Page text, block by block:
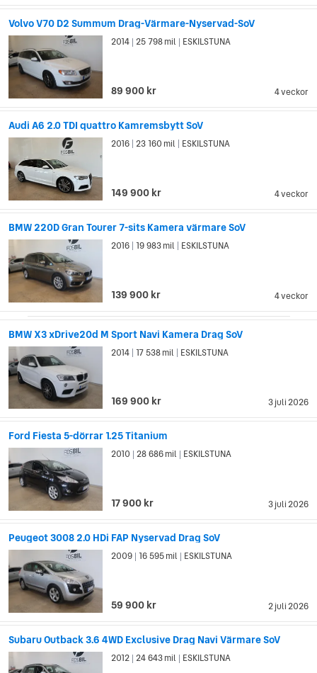
Volvo V70 D2 Summum Drag-Värmare-Nyservad-SoV
4 veckor
2014 25 798 mil ESKILSTUNA
89 900 kr
Audi A6 2.0 TDI quattro Kamremsbytt SoV
4 veckor
2016 23 160 mil ESKILSTUNA
149 900 kr
BMW 220D Gran Tourer 7-sits Kamera värmare SoV
4 veckor
2016 19 983 mil ESKILSTUNA
139 900 kr
BMW X3 xDrive20d M Sport Navi Kamera Drag SoV
3 juli 2026
2014 17 538 mil ESKILSTUNA
169 900 kr
Ford Fiesta 5-dörrar 1.25 Titanium
3 juli 2026
2010 28 686 mil ESKILSTUNA
17 900 kr
Peugeot 3008 2.0 HDi FAP Nyservad Drag SoV
2 juli 2026
2009 16 595 mil ESKILSTUNA
59 900 kr
Subaru Outback 3.6 4WD Exclusive Drag Navi Värmare SoV
2012 24 643 mil ESKILSTUNA